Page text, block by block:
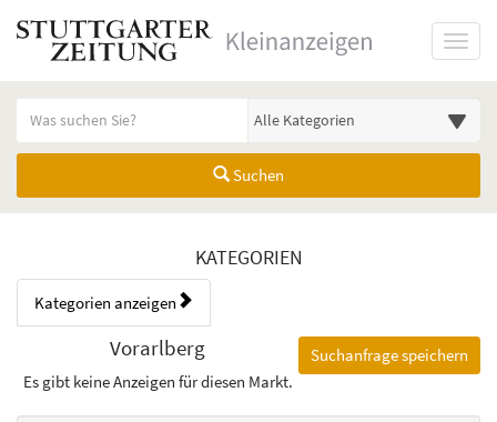
Suchen
Kategorien & Anzeigen
KATEGORIEN
Kategorien anzeigen
Bedienhinweis: Navigieren Sie mit Tab (Shift+Tab zurück). Drücken
Rubrik:
Vorarlberg
Suchanfrage speichern
Es gibt keine Anzeigen für diesen Markt.